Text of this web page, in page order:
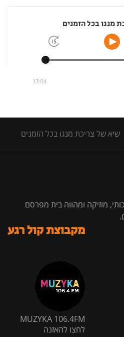
מנגו בכל הזמנים
13:04
שיא של צריכת מנגו בכל הזמנים
מוזיקה ומהווה בית מפרסם
מקבוצת קול רגע
MUZYKA 106.4FM
לחצו להאזנה